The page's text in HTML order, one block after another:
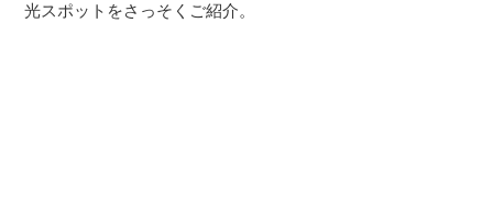
光スポットをさっそくご紹介。